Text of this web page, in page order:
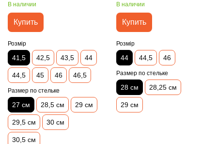
В наличии
Купить
Розмір
41,5 42,5 43,5 44
44,5 45 46 46,5
Размер по стельке
27 см 28,5 см 29 см
29,5 см 30 см
30,5 см
В наличии
Купить
Розмір
44 44,5 46
Размер по стельке
28 см 28,25 см
29 см